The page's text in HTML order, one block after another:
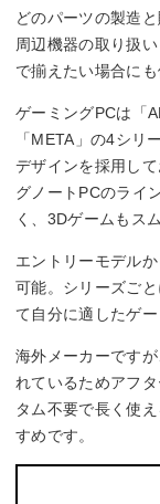
どのパーツの製造
周辺機器の取り扱
で揃えたい場合にも
ゲーミングPCは「
「META」の4シリ
デザインを採用し
グノートPCのライ
く、3Dゲームもス
エントリーモデル
可能。シリーズご
て自分に適したゲ
海外メーカーです
れているためアフ
タム不要で長く使
すめです。